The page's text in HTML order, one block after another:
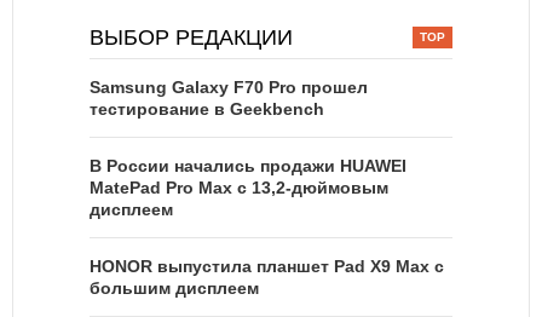
ВЫБОР РЕДАКЦИИ
Samsung Galaxy F70 Pro прошел
тестирование в Geekbench
В России начались продажи HUAWEI
MatePad Pro Max с 13,2-дюймовым
дисплеем
HONOR выпустила планшет Pad X9 Max с
большим дисплеем